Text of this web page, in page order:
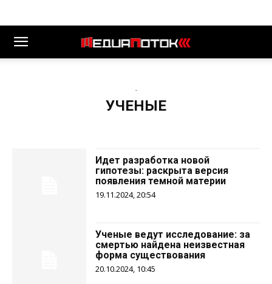
-
УЧЕНЫЕ
Идет разработка новой
гипотезы: раскрыта версия
появления темной материи
19.11.2024, 20:54
Ученые ведут исследование: за
смертью найдена неизвестная
форма существования
20.10.2024, 10:45